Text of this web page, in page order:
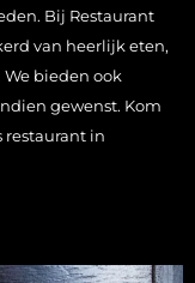
Bij Restaurant
van heerlijk eten,
bieden ook
gewenst. Kom
restaurant in